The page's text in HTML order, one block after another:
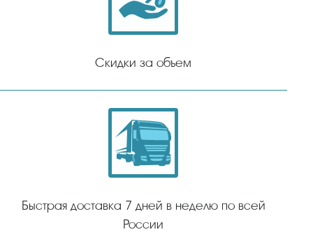
Скидки за объем
Быстрая доставка 7 дней в неделю по всей
России